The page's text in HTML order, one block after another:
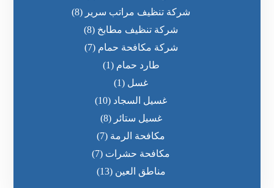
شركة تنظيف مراتب سرير (8)
شركة تنظيف مطابخ (8)
شركة مكافحة حمام (7)
طارد حمام (1)
غسل (1)
غسيل السجاد (10)
غسيل ستائر (8)
مكافحة الرمة (7)
مكافحة حشرات (7)
مناطق العين (13)